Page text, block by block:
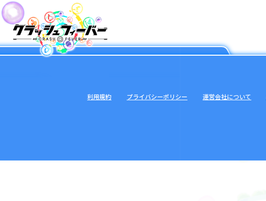
利用規約 プライバシーポリシー 運営会社について